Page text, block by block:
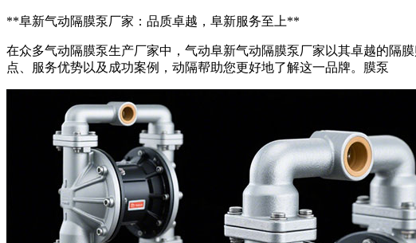
**阜新气动隔膜泵厂家：品质卓越，阜新服务至上**
在众多气动隔膜泵生产厂家中，气动阜新气动隔膜泵厂家以其卓越的隔
点、服务优势以及成功案例，动隔帮助您更好地了解这一品牌。膜泵